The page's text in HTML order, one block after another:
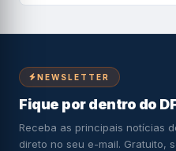
NEWSLETTER
Fique por dentro do
Receba as principais notícias
direto no seu e-mail. Gratuito,